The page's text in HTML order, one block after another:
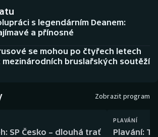
s legendárním Deanem:
a přínosné
se mohou po čtyřech letech
bruslařských soutěží
Zobrazit program
SP Česko – dlouhá trať
PLAVÁNÍ
Plavání: